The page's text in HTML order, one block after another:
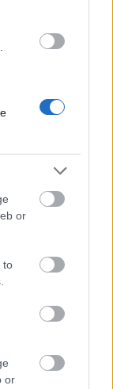
or
to
or
többnyire
kivitelező,
sajnos
a
Fidesz-